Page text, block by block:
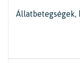
Állatbetegségek,